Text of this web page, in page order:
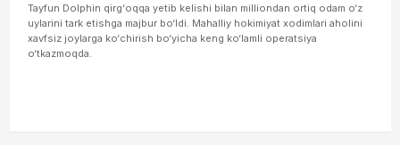
Tayfun Dolphin qirg‘oqqa yetib kelishi bilan milliondan ortiq odam o‘z
uylarini tark etishga majbur bo‘ldi. Mahalliy hokimiyat xodimlari aholini
xavfsiz joylarga ko‘chirish bo‘yicha keng ko‘lamli operatsiya
o‘tkazmoqda.